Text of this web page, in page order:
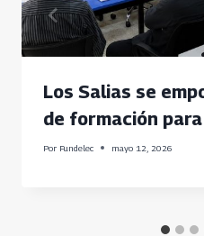
Los Salias se
de formación
Por Fundelec mayo 12, 2026